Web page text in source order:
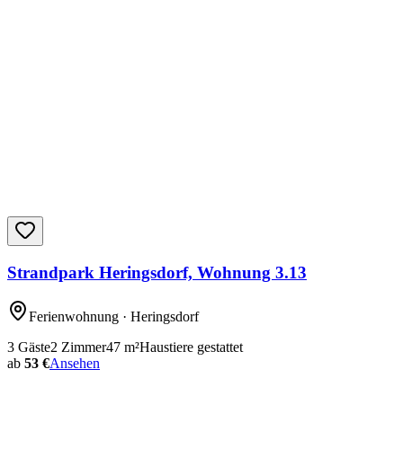
Strandpark Heringsdorf, Wohnung 3.13
Ferienwohnung · Heringsdorf
3 Gäste2 Zimmer47 m²Haustiere gestattet
ab 53 €Ansehen